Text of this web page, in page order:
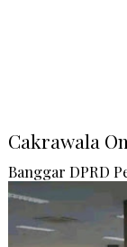
Cakrawala
Banggar DPRD